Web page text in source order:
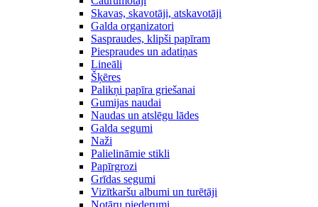
Skavas, skavotāji, atskavotāji
Galda organizatori
Saspraudes, klipši papīram
Piespraudes un adatiņas
Lineāli
Šķēres
Palikņi papīra griešanai
Gumijas naudai
Naudas un atslēgu lādes
Galda segumi
Naži
Palielināmie stikli
Papīrgrozi
Grīdas segumi
Vizītkaršu albumi un turētāji
Notāru piederumi